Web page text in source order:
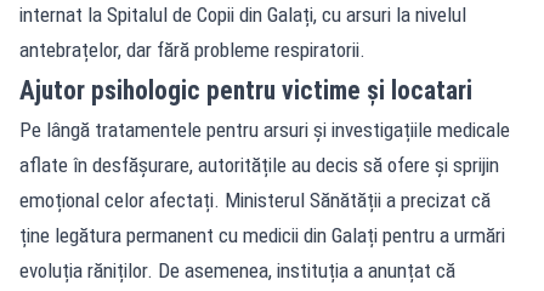
internat la Spitalul de Copii din Galați, cu arsuri la nivelul
antebrațelor, dar fără probleme respiratorii.
Ajutor psihologic pentru victime și locatari
Pe lângă tratamentele pentru arsuri și investigațiile medicale
aflate în desfășurare, autoritățile au decis să ofere și sprijin
emoțional celor afectați. Ministerul Sănătății a precizat că
ține legătura permanent cu medicii din Galați pentru a urmări
evoluția răniților. De asemenea, instituția a anunțat că